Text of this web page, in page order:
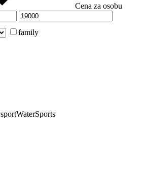
Cena za osobu
family
sportWaterSports